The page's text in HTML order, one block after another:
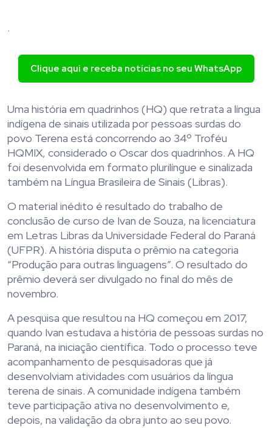
.
Clique aqui e receba notícias no seu WhatsApp
Uma história em quadrinhos (HQ) que retrata a língua
indígena de sinais utilizada por pessoas surdas do
povo Terena está concorrendo ao 34º Troféu
HQMIX, considerado o Oscar dos quadrinhos. A HQ
foi desenvolvida em formato plurilíngue e sinalizada
também na Língua Brasileira de Sinais (Libras).
O material inédito é resultado do trabalho de
conclusão de curso de Ivan de Souza, na licenciatura
em Letras Libras da Universidade Federal do Paraná
(UFPR). A história disputa o prêmio na categoria
“Produção para outras linguagens”. O resultado do
prêmio deverá ser divulgado no final do mês de
novembro.
A pesquisa que resultou na HQ começou em 2017,
quando Ivan estudava a história de pessoas surdas no
Paraná, na iniciação científica. Todo o processo teve
acompanhamento de pesquisadoras que já
desenvolviam atividades com usuários da língua
terena de sinais. A comunidade indígena também
teve participação ativa no desenvolvimento e,
depois, na validação da obra junto ao seu povo.